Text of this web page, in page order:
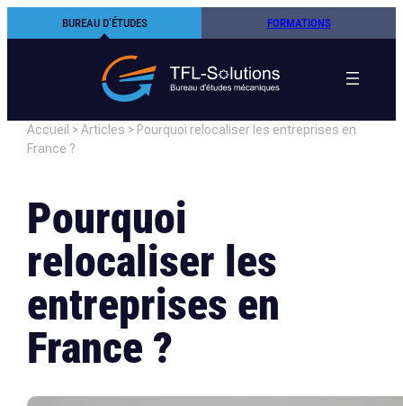
au
BUREAU D’ÉTUDES FORMATIONS
Accueil >Articles > Pourquoi relocaliser les entreprises en
France ?
Pourquoi
relocaliser les
entreprises en
France ?